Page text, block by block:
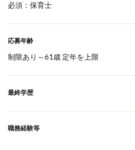
必須：保育士
応募年齢
制限あり～61歳 定年を上限
最終学歴
職務経験等